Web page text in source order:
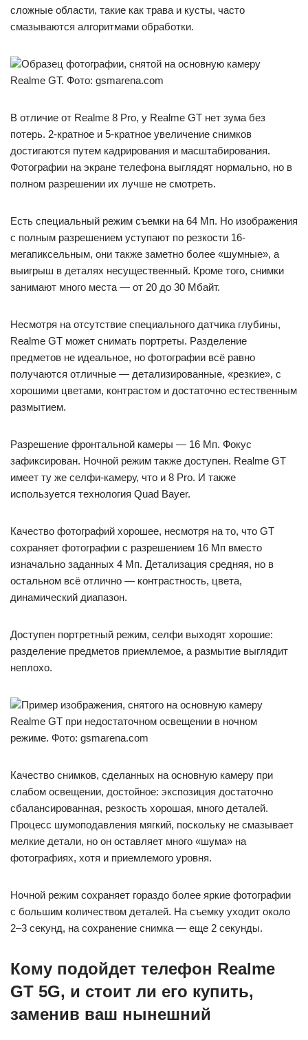
сложные области, такие как трава и кусты, часто
смазываются алгоритмами обработки.
Образец фотографии, снятой на основную камеру
Realme GT. Фото: gsmarena.com
В отличие от Realme 8 Pro, у Realme GT нет зума без
потерь. 2-кратное и 5-кратное увеличение снимков
достигаются путем кадрирования и масштабирования.
Фотографии на экране телефона выглядят нормально, но в
полном разрешении их лучше не смотреть.
Есть специальный режим съемки на 64 Мп. Но изображения
с полным разрешением уступают по резкости 16-
мегапиксельным, они также заметно более «шумные», а
выигрыш в деталях несущественный. Кроме того, снимки
занимают много места — от 20 до 30 Мбайт.
Несмотря на отсутствие специального датчика глубины,
Realme GT может снимать портреты. Разделение
предметов не идеальное, но фотографии всё равно
получаются отличные — детализированные, «резкие», с
хорошими цветами, контрастом и достаточно естественным
размытием.
Разрешение фронтальной камеры — 16 Мп. Фокус
зафиксирован. Ночной режим также доступен. Realme GT
имеет ту же селфи-камеру, что и 8 Pro. И также
используется технология Quad Bayer.
Качество фотографий хорошее, несмотря на то, что GT
сохраняет фотографии с разрешением 16 Мп вместо
изначально заданных 4 Мп. Детализация средняя, но в
остальном всё отлично — контрастность, цвета,
динамический диапазон.
Доступен портретный режим, селфи выходят хорошие:
разделение предметов приемлемое, а размытие выглядит
неплохо.
Пример изображения, снятого на основную камеру
Realme GT при недостаточном освещении в ночном
режиме. Фото: gsmarena.com
Качество снимков, сделанных на основную камеру при
слабом освещении, достойное: экспозиция достаточно
сбалансированная, резкость хорошая, много деталей.
Процесс шумоподавления мягкий, поскольку не смазывает
мелкие детали, но он оставляет много «шума» на
фотографиях, хотя и приемлемого уровня.
Ночной режим сохраняет гораздо более яркие фотографии
с большим количеством деталей. На съемку уходит около
2–3 секунд, на сохранение снимка — еще 2 секунды.
Кому подойдет телефон Realme
GT 5G, и стоит ли его купить,
заменив ваш нынешний